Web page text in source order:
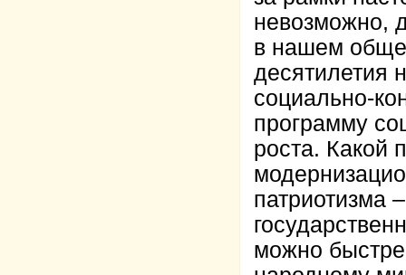
невозможно,
в нашем
десятилетия
социально-
программу
роста. Какой
патриотизма
можно